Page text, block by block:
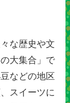
な歴史や文
大集合」で
などの地区
スイーツに